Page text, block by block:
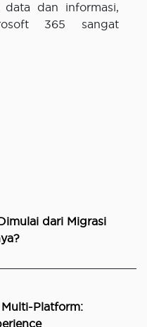
data dan informasi,
365 sangat
dari Migrasi
Platform: